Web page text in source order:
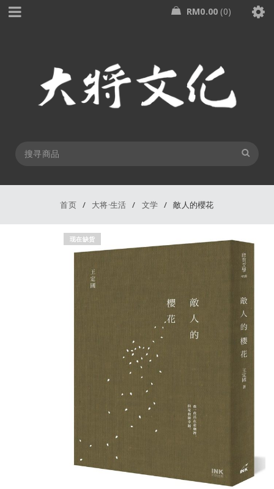
RM0.00 0
首页 / 大将·生活 / 文学 / 敵人的櫻花
现在缺货